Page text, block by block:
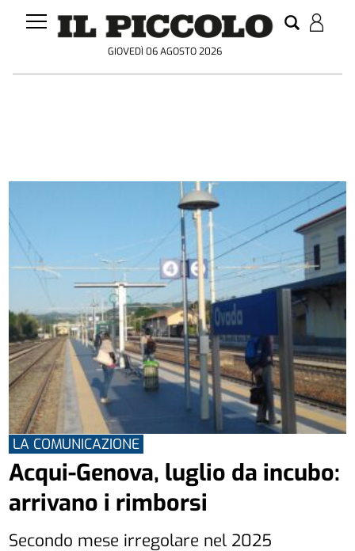
GIOVEDÌ 06 AGOSTO 2026
LA COMUNICAZIONE
Acqui-Genova, luglio da incubo:
arrivano i rimborsi
Secondo mese irregolare nel 2025